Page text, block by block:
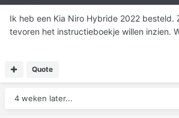
Ik heb een Kia Niro Hybride 2022 besteld.
tevoren het instructieboekje willen inzien.
Quote
4 weken later...